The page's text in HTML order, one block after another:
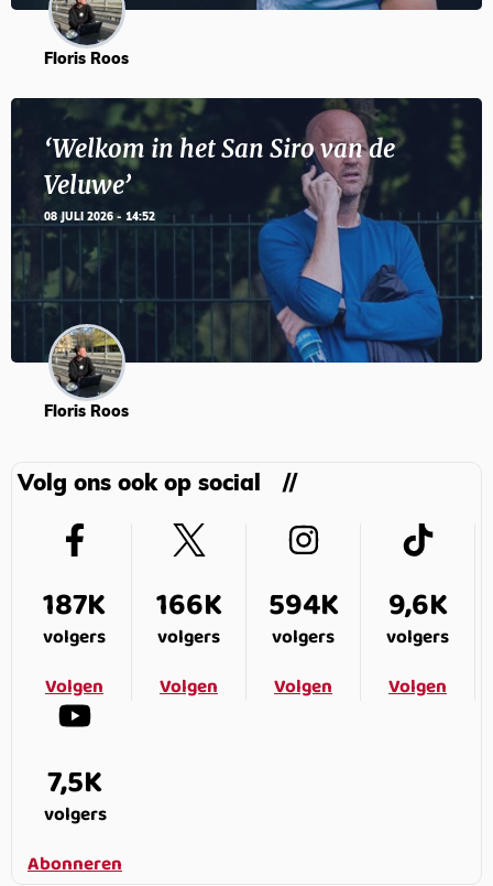
Floris Roos
‘Welkom in het San Siro van de
Veluwe’
08 JULI 2026 - 14:52
Floris Roos
Volg ons ook op social
187K
volgers
Volgen
166K
volgers
Volgen
594K
volgers
Volgen
9,6K
volgers
Volgen
7,5K
volgers
Abonneren